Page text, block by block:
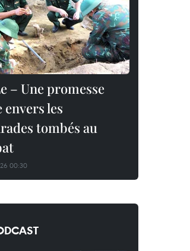
– Une promesse
envers les
tombés au
00:30